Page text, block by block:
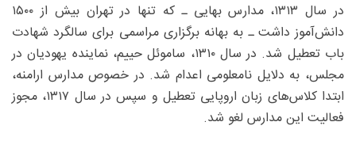
در سال ۱۳۱۳، مدارس بهایی ـ که تنها در تهران بیش از ۱۵۰۰
دانش‌آموز داشت ـ به بهانه برگزاری مراسمی برای سالگرد شهادت
باب تعطیل شد. در سال ۱۳۱۰، ساموئل حییم، نماینده یهودیان در
مجلس، به دلایل نامعلومی اعدام شد. در خصوص مدارس ارامنه،
ابتدا کلاس‌های زبان اروپایی تعطیل و سپس در سال ۱۳۱۷، مجوز
فعالیت این مدارس لغو شد.